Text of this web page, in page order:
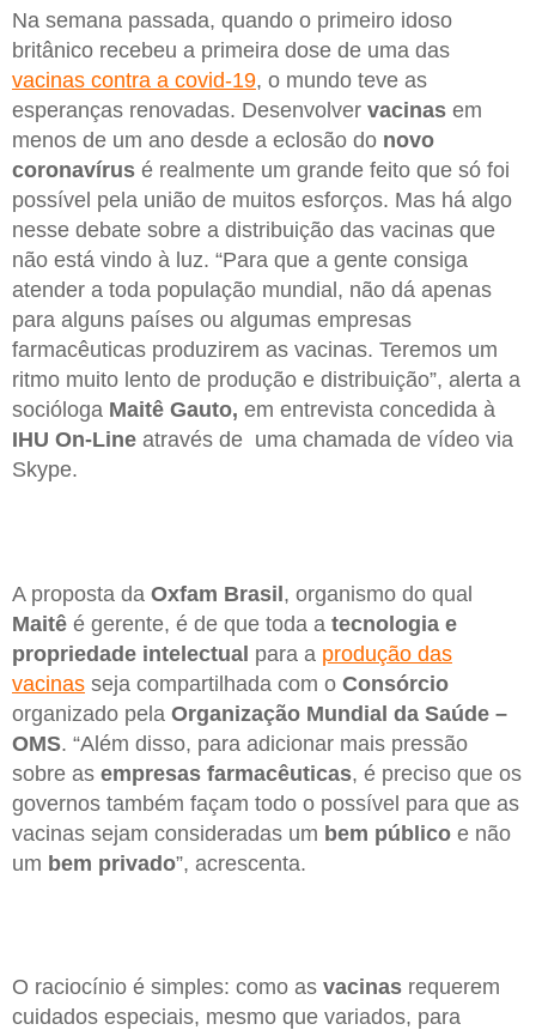
Na semana passada, quando o primeiro idoso
britânico recebeu a primeira dose de uma das
vacinas contra a covid-19, o mundo teve as
esperanças renovadas. Desenvolver vacinas em
menos de um ano desde a eclosão do novo
coronavírus é realmente um grande feito que só foi
possível pela união de muitos esforços. Mas há algo
nesse debate sobre a distribuição das vacinas que
não está vindo à luz. “Para que a gente consiga
atender a toda população mundial, não dá apenas
para alguns países ou algumas empresas
farmacêuticas produzirem as vacinas. Teremos um
ritmo muito lento de produção e distribuição”, alerta a
socióloga Maitê Gauto, em entrevista concedida à
IHU On-Line através de uma chamada de vídeo via
Skype.
A proposta da Oxfam Brasil, organismo do qual
Maitê é gerente, é de que toda a tecnologia e
propriedade intelectual para a produção das
vacinas seja compartilhada com o Consórcio
organizado pela Organização Mundial da Saúde –
OMS. “Além disso, para adicionar mais pressão
sobre as empresas farmacêuticas, é preciso que os
governos também façam todo o possível para que as
vacinas sejam consideradas um bem público e não
um bem privado”, acrescenta.
O raciocínio é simples: como as vacinas requerem
cuidados especiais, mesmo que variados, para